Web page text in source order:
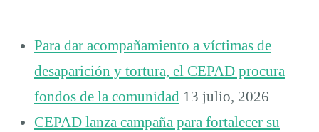
Para dar acompañamiento a víctimas de
desaparición y tortura, el CEPAD procura
fondos de la comunidad 13 julio, 2026
CEPAD lanza campaña para fortalecer su